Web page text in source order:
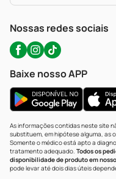
WhatsApp (47) 9202-
Nossas redes sociais
Baixe nosso APP
As informações contidas neste site
substituem, em hipótese alguma, as
Somente o médico está apto a
tratamento adequado. Todos os
disponibilidade de produto em
pode levar até dois dias úteis